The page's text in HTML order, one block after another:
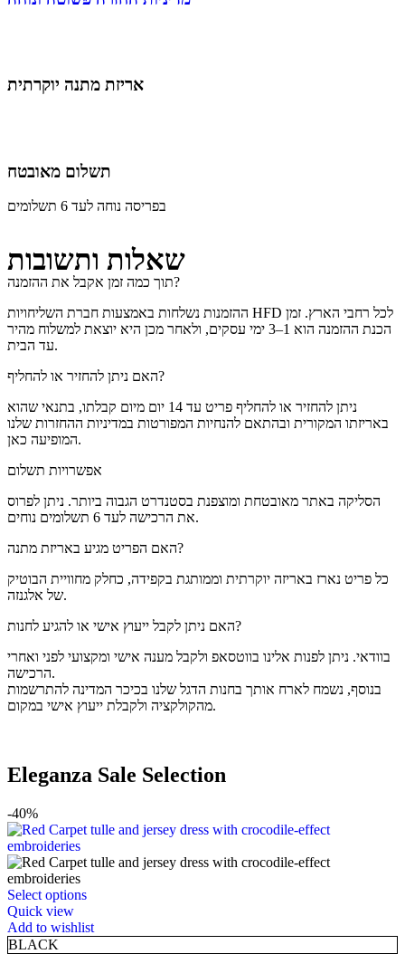
אריזת מתנה יוקרתית
תשלום מאובטח
בפריסה נוחה לעד 6 תשלומים
שאלות ותשובות
תוך כמה זמן אקבל את ההזמנה?
ההזמנות נשלחות באמצעות חברת השליחויות HFD לכל רחבי הארץ. זמן
הכנת ההזמנה הוא 1–3 ימי עסקים, ולאחר מכן היא יוצאת למשלוח מהיר
עד הבית.
האם ניתן להחזיר או להחליף?
ניתן להחזיר או להחליף פריט עד 14 יום מיום קבלתו, בתנאי שהוא
באריזתו המקורית ובהתאם להנחיות המפורטות במדיניות ההחזרות שלנו
המופיעה כאן.
אפשרויות תשלום
הסליקה באתר מאובטחת ומוצפנת בסטנדרט הגבוה ביותר. ניתן לפרוס
את הרכישה לעד 6 תשלומים נוחים.
האם הפריט מגיע באריזת מתנה?
כל פריט נארז באריזה יוקרתית וממותגת בקפידה, כחלק מחוויית הבוטיק
של אלגנזה.
האם ניתן לקבל ייעוץ אישי או להגיע לחנות?
בוודאי. ניתן לפנות אלינו בווטסאפ ולקבל מענה אישי ומקצועי לפני ואחרי
הרכישה.
בנוסף, נשמח לארח אותך בחנות הדגל שלנו בכיכר המדינה להתרשמות
מהקולקציה ולקבלת ייעוץ אישי במקום.
Eleganza Sale Selection
-40%
Select options
Quick view
Add to wishlist
BLACK